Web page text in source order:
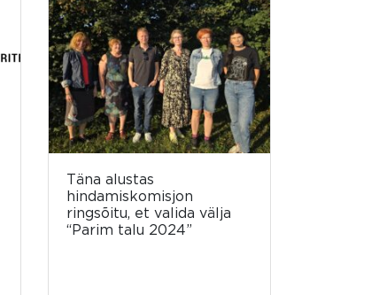
Täna alustas
hindamiskomisjon
ringsõitu, et valida välja
“Parim talu 2024”